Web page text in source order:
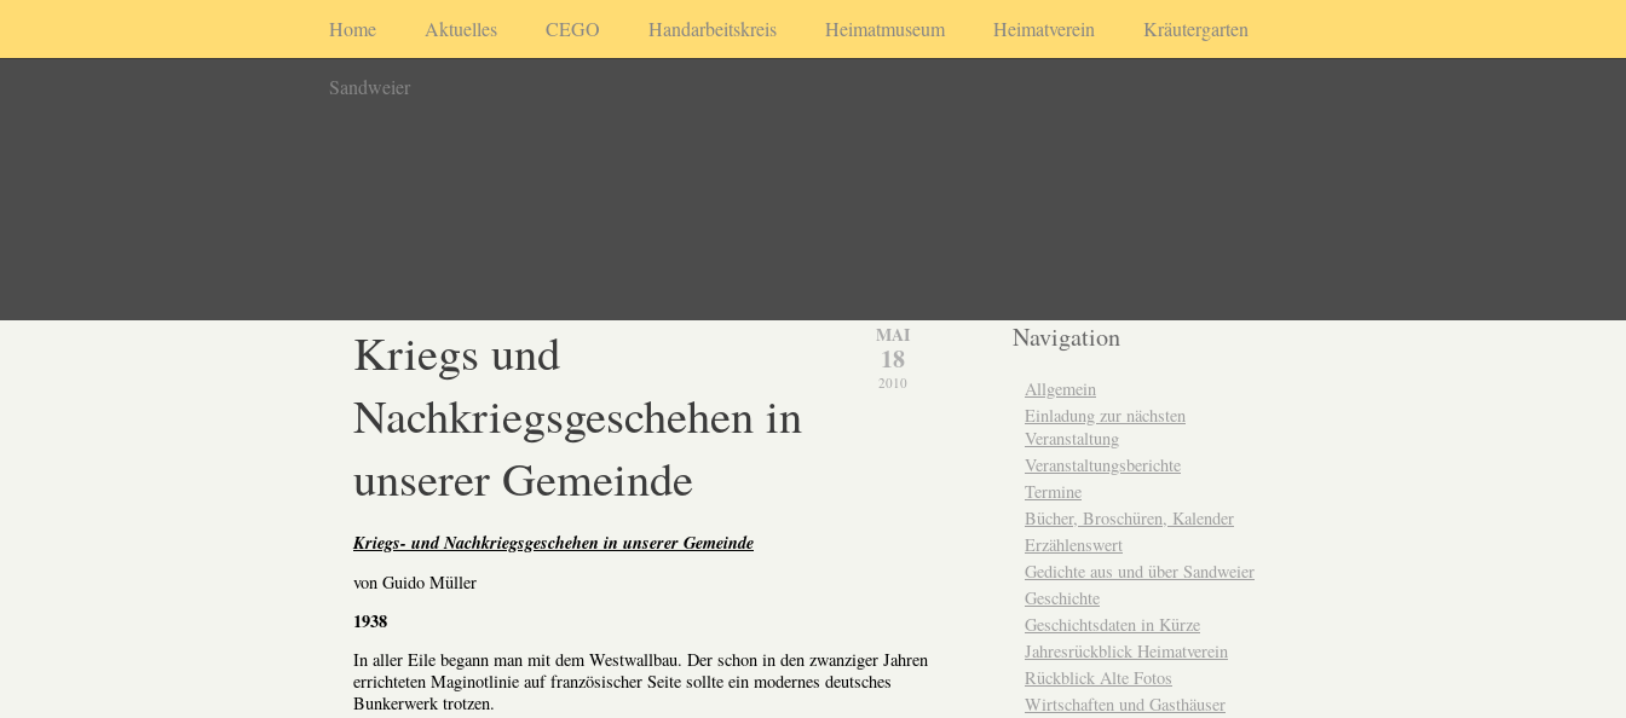
Home Aktuelles CEGO Handarbeitskreis Heimatmuseum Heimatverein Kräutergarten
Sandweier
MAI
18
2010
Kriegs und
Nachkriegsgeschehen in
unserer Gemeinde
Kriegs- und Nachkriegsgeschehen in unserer Gemeinde
von Guido Müller
1938
In aller Eile begann man mit dem Westwallbau. Der schon in den zwanziger Jahren
errichteten Maginotlinie auf französischer Seite sollte ein modernes deutsches
Bunkerwerk trotzen.
Navigation
Allgemein
Einladung zur nächsten
Veranstaltung
Veranstaltungsberichte
Termine
Bücher, Broschüren, Kalender
Erzählenswert
Gedichte aus und über Sandweier
Geschichte
Geschichtsdaten in Kürze
Jahresrückblick Heimatverein
Rückblick Alte Fotos
Wirtschaften und Gasthäuser